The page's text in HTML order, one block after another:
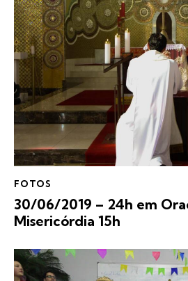
FOTOS
30/06/2019 – 24h em
Misericórdia 15h